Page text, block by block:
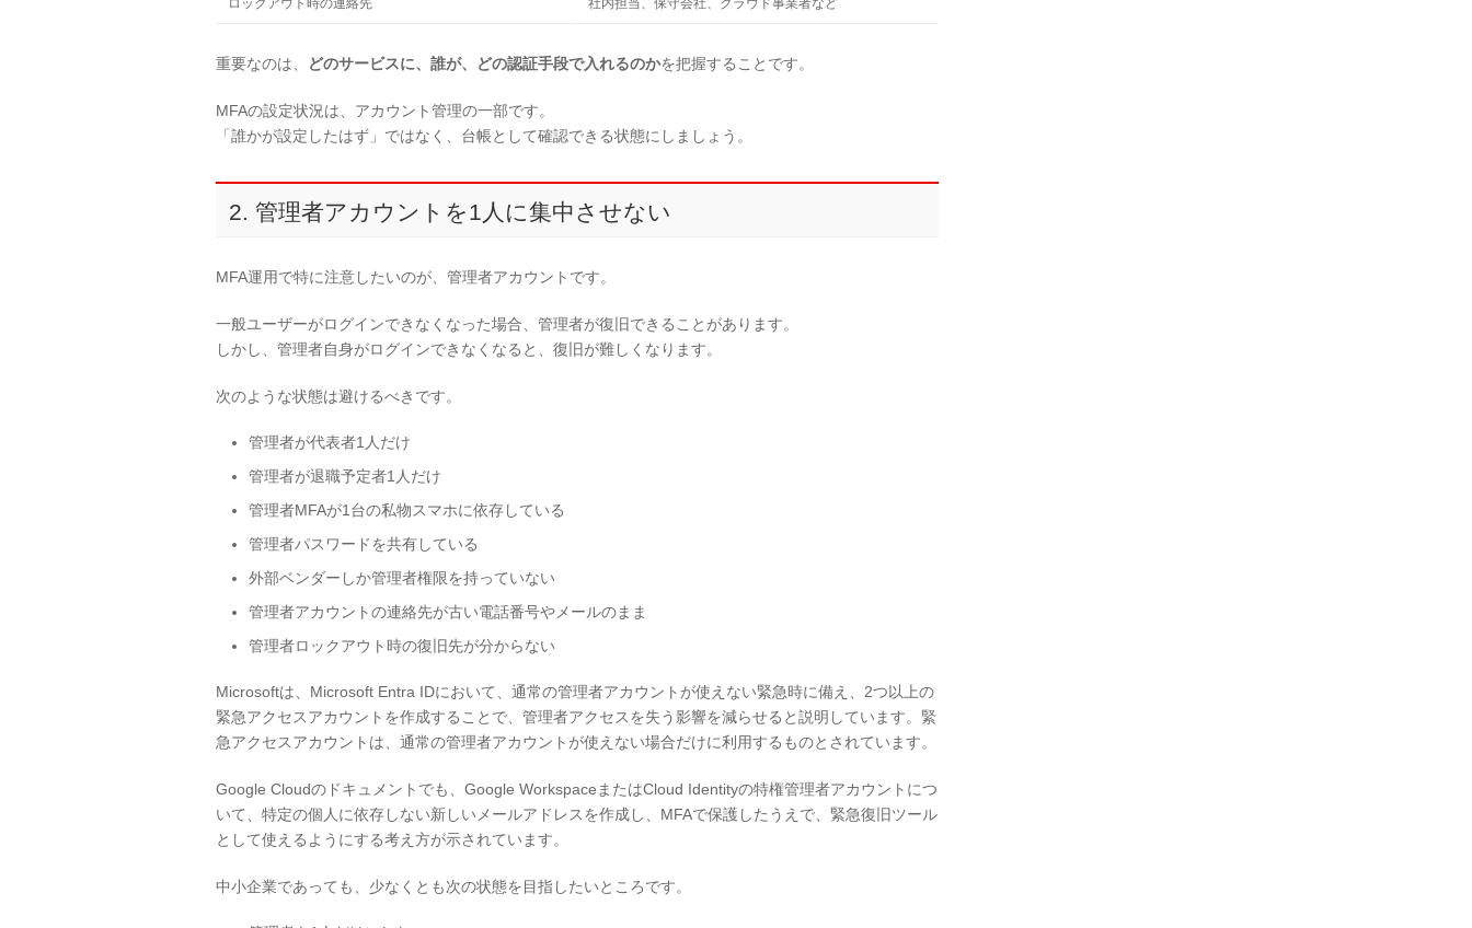
ロックアウト時の連絡先 社内担当、保守会社、クラウド事業者など
重要なのは、 どのサービスに、誰が、どの認証手段で入れるのかを把握することです。
MFAの設定状況は、アカウント管理の一部です。
「誰かが設定したはず」ではなく、台帳として確認できる状態にしましょう。
2. 管理者アカウントを1人に集中させない
MFA運用で特に注意したいのが、管理者アカウントです。
一般ユーザーがログインできなくなった場合、管理者が復旧できることがあります。
しかし、管理者自身がログインできなくなると、復旧が難しくなります。
次のような状態は避けるべきです。
管理者が代表者1人だけ
管理者が退職予定者1人だけ
管理者MFAが1台の私物スマホに依存している
管理者パスワードを共有している
外部ベンダーしか管理者権限を持っていない
管理者アカウントの連絡先が古い電話番号やメールのまま
管理者ロックアウト時の復旧先が分からない
Microsoftは、Microsoft Entra IDにおいて、通常の管理者アカウントが使えない緊急時に備え、2つ以上の
緊急アクセスアカウントを作成することで、管理者アクセスを失う影響を減らせると説明しています。緊
急アクセスアカウントは、通常の管理者アカウントが使えない場合だけに利用するものとされています。
Google Cloudのドキュメントでも、Google WorkspaceまたはCloud Identityの特権管理者アカウントにつ
いて、特定の個人に依存しない新しいメールアドレスを作成し、MFAで保護したうえで、緊急復旧ツール
として使えるようにする考え方が示されています。
中小企業であっても、少なくとも次の状態を目指したいところです。